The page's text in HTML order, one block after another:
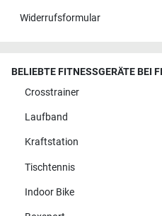
Widerrufsformular
BELIEBTE FITNESSGERÄTE BEI
Crosstrainer
Laufband
Kraftstation
Tischtennis
Indoor Bike